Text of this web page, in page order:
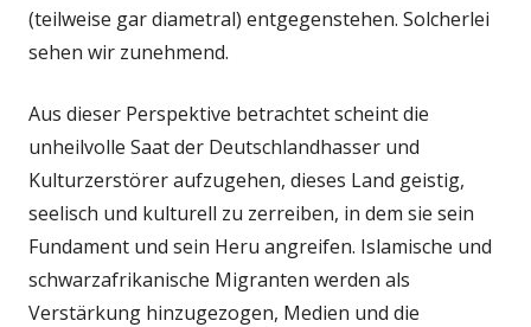
(teilweise gar diametral) entgegenstehen. Solcherlei
sehen wir zunehmend.
Aus dieser Perspektive betrachtet scheint die
unheilvolle Saat der Deutschlandhasser und
Kulturzerstörer aufzugehen, dieses Land geistig,
seelisch und kulturell zu zerreiben, in dem sie sein
Fundament und sein Heru angreifen. Islamische und
schwarzafrikanische Migranten werden als
Verstärkung hinzugezogen, Medien und die